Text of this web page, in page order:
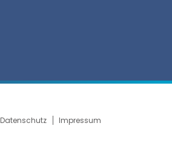
Datenschutz Impressum